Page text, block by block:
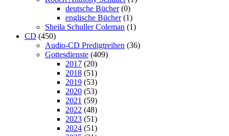
deutsche Bücher (0)
englische Bücher (1)
Sheila Schuller Coleman (1)
CD (450)
Audio-CD Predigtreihen (36)
Gottesdienste (409)
2017 (20)
2018 (51)
2019 (53)
2020 (53)
2021 (59)
2022 (48)
2023 (51)
2024 (51)